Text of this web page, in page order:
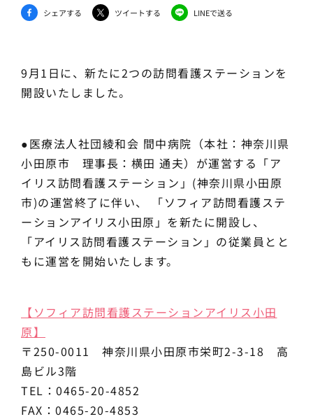
シェアする ツイートする LINEで送る
9月1日に、新たに2つの訪問看護ステーションを
開設いたしました。
●医療法人社団綾和会 間中病院（本社：神奈川県
小田原市 理事長：横田 通夫）が運営する「ア
イリス訪問看護ステーション」(神奈川県小田原
市)の運営終了に伴い、 「ソフィア訪問看護ステ
ーションアイリス小田原」を新たに開設し、
「アイリス訪問看護ステーション」の従業員とと
もに運営を開始いたします。
【ソフィア訪問看護ステーションアイリス小田
原】
〒250-0011 神奈川県小田原市栄町2-3-18 高
島ビル3階
TEL：0465-20-4852
FAX：0465-20-4853